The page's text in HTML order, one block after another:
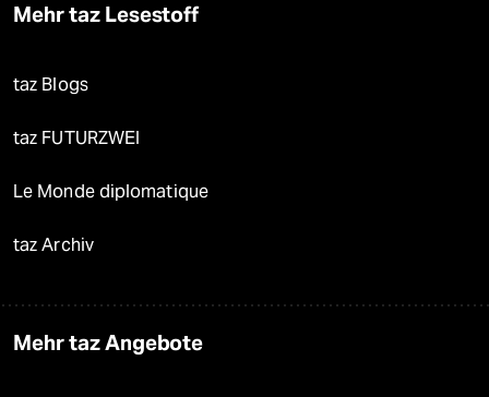
Mehr taz Lesestoff
taz Blogs
taz FUTURZWEI
Le Monde diplomatique
taz Archiv
Mehr taz Angebote